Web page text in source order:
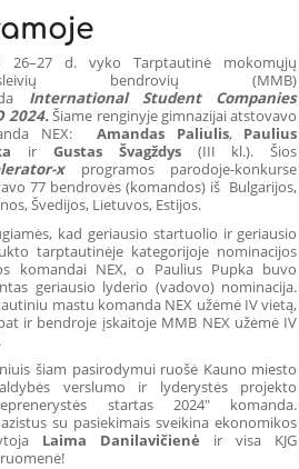
26–27 d. vyko Tarptautinė mokomųjų
bendrovių (MMB)
International Student Companies
2024.Šiame renginyje gimnazijai atstovavo
NEX: Amandas Paliulis, Paulius
ir Gustas Švagždys(III kl.). Šios
x programos parodoje-konkurse
77 bendrovės (komandos) iš Bulgarijos,
Švedijos, Lietuvos, Estijos.
kad geriausio startuolio ir geriausio
tarptautinėje kategorijoje nominacijos
komandai NEX, o Paulius Pupka buvo
geriausio lyderio (vadovo) nominacija.
mastu komanda NEX užėmė IV vietą,
ir bendroje įskaitoje MMB NEX užėmė IV
šiam pasirodymui ruošė Kauno miesto
verslumo ir lyderystės projekto
startas 2024" komanda.
su pasiekimais sveikina ekonomikos
Laima Danilavičienė ir visa KJG